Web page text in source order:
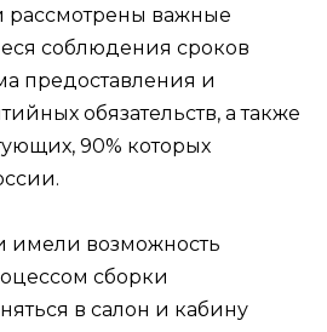
рассмотрены важные
соблюдения сроков
предоставления и
обязательств, а также
90% которых
имели возможность
сборки
в салон и кабину